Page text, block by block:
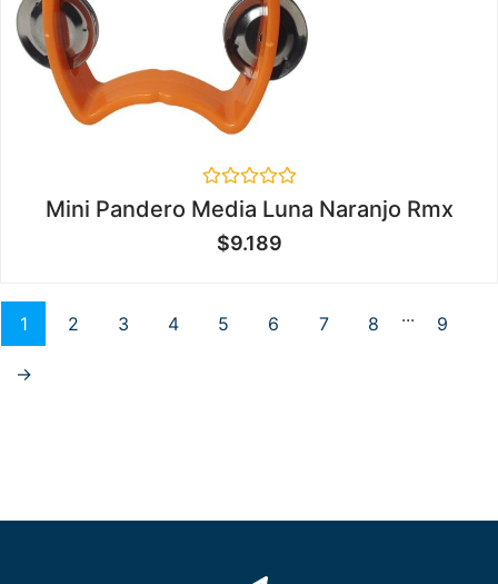
Valorado
en
de
Mini Pandero Media Luna Naranjo Rmx
$9.189
1 2 3 4 5 6 7 8 ... 9
→